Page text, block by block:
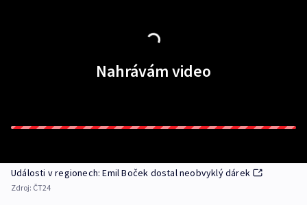
Nahrávám video
Události v regionech: Emil Boček dostal neobvyklý dárek
Zdroj: ČT24